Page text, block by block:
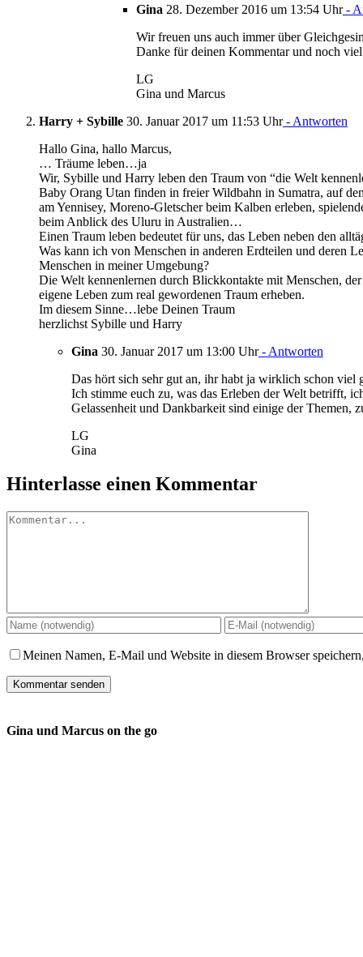
Gina 28. Dezember 2016 um 13:54 Uhr-
Wir freuen uns auch immer über
Danke für deinen Kommentar und noch
LG
Gina und Marcus
Harry + Sybille 30. Januar 2017 um 11:53 Uhr- Antworten
Hallo Gina, hallo Marcus,
… Träume leben…ja
Wir, Sybille und Harry leben den Traum von “die Welt
Baby Orang Utan finden in freier Wildbahn in Sumatra, auf
am Yennisey, Moreno-Gletscher beim Kalben erleben,
beim Anblick des Uluru in Australien…
Einen Traum leben bedeutet für uns, das Leben neben den
Was kann ich von Menschen in anderen Erdteilen und deren
Menschen in meiner Umgebung?
Die Welt kennenlernen durch Blickkontakte mit Menschen,
eigene Leben zum real gewordenen Traum erheben.
Im diesem Sinne…lebe Deinen Traum
herzlichst Sybille und Harry
Gina 30. Januar 2017 um 13:00 Uhr- Antworten
Das hört sich sehr gut an, ihr habt ja wirklich schon viel
Ich stimme euch zu, was das Erleben der Welt betrifft,
Gelassenheit und Dankbarkeit sind einige der Themen,
LG
Gina
Hinterlasse einen Kommentar
Kommentar
Meinen Namen, E-Mail und Website in diesem Browser
Gina und Marcus on the go